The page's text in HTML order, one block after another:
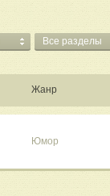
Все разделы
Жанр
Юмор